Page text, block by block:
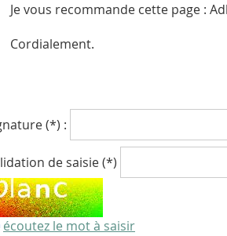
Je vous recommande cette page :
Cordialement.
(*) :
de saisie (*)
écoutez le mot à saisir